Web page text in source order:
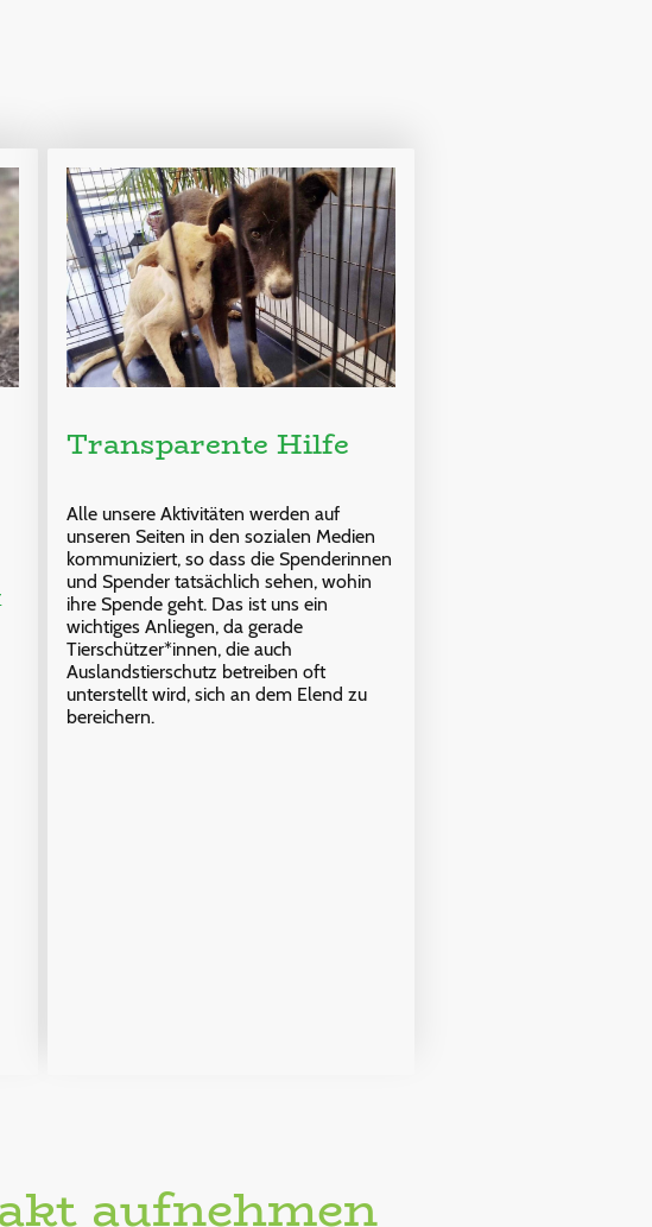
Transparente Hilfe
Alle unsere Aktivitäten werden auf
unseren Seiten in den sozialen Medien
kommuniziert, so dass die Spenderinnen
und Spender tatsächlich sehen, wohin
ihre Spende geht. Das ist uns ein
wichtiges Anliegen, da gerade
Tierschützer*innen, die auch
Auslandstierschutz betreiben oft
unterstellt wird, sich an dem Elend zu
bereichern.
aufnehmen